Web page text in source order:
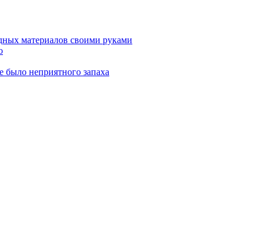
материалов своими руками
было неприятного запаха